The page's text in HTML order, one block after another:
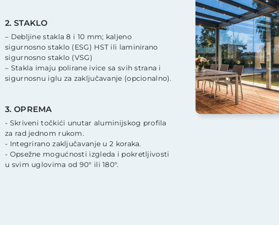
2. STAKLO
– Debljine stakla 8 i 10 mm; kaljeno
sigurnosno staklo (ESG) HST ili laminirano
sigurnosno staklo (VSG)
– Stakla imaju polirane ivice sa svih strana i
sigurnosnu iglu za zaključavanje (opcionalno).
3. OPREMA
- Skriveni točkići unutar aluminijskog profila
za rad jednom rukom.
- Integrirano zaključavanje u 2 koraka.
- Opsežne mogućnosti izgleda i pokretljivosti
u svim uglovima od 90° ili 180°.